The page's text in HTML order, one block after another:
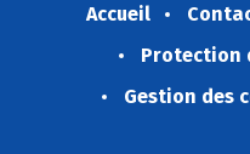
Accueil
Protection
Gestion des